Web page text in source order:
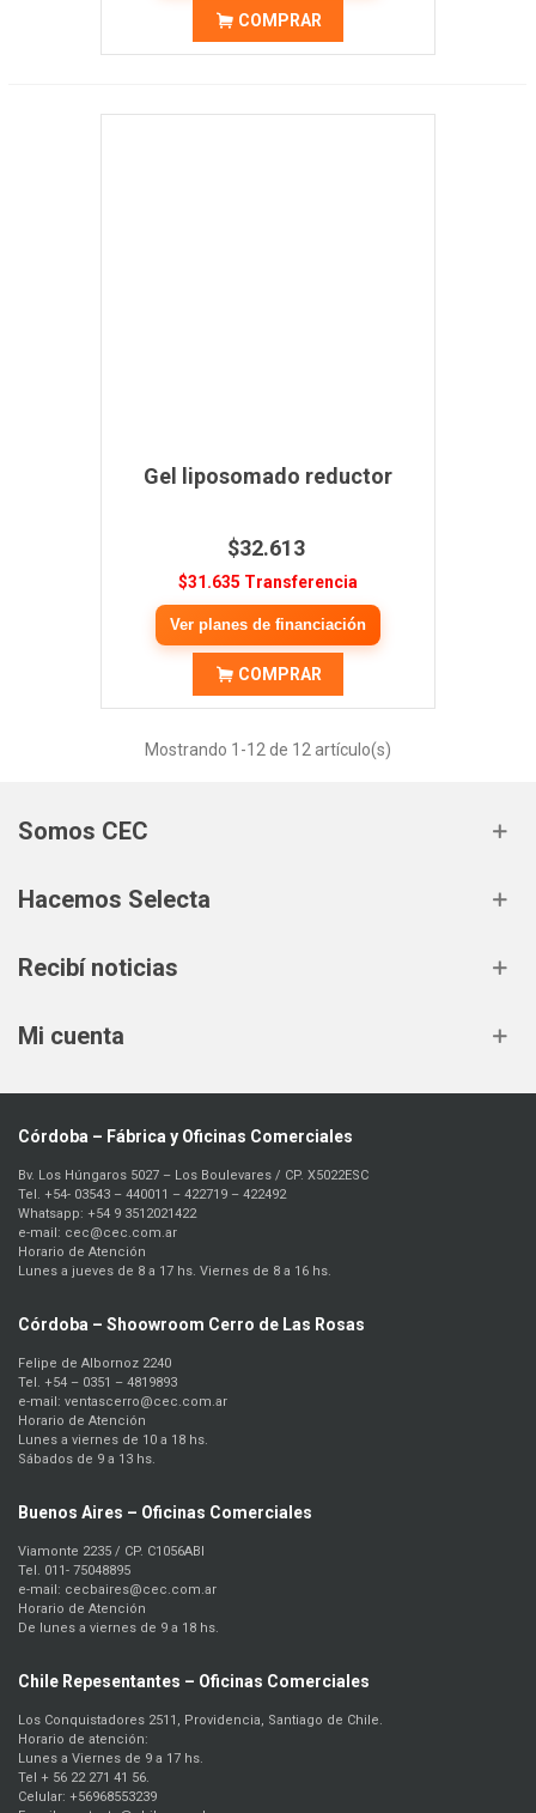
COMPRAR
Gel liposomado reductor
$32.613
$31.635 Transferencia
Ver planes de financiación
COMPRAR
Mostrando 1 -12 de 12 artículo(s)
Somos CEC
Hacemos Selecta
Recibí noticias
Mi cuenta
Córdoba – Fábrica y Oficinas Comerciales
Bv. Los Húngaros 5027 – Los Boulevares / CP. X5022ESC
Tel. +54- 03543 – 440011 – 422719 – 422492
Whatsapp: +54 9 3512021422
e-mail: cec@cec.com.ar
Horario de Atención
Lunes a jueves de 8 a 17 hs. Viernes de 8 a 16 hs.
Córdoba – Shoowroom Cerro de Las Rosas
Felipe de Albornoz 2240
Tel. +54 – 0351 – 4819893
e-mail: ventascerro@cec.com.ar
Horario de Atención
Lunes a viernes de 10 a 18 hs.
Sábados de 9 a 13 hs.
Buenos Aires – Oficinas Comerciales
Viamonte 2235 / CP. C1056ABI
Tel. 011- 75048895
e-mail: cecbaires@cec.com.ar
Horario de Atención
De lunes a viernes de 9 a 18 hs.
Chile Repesentantes – Oficinas Comerciales
Los Conquistadores 2511, Providencia, Santiago de Chile.
Horario de atención:
Lunes a Viernes de 9 a 17 hs.
Tel + 56 22 271 41 56.
Celular: +56968553239